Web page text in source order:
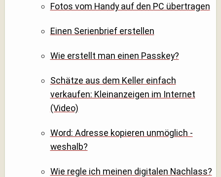
Fotos vom Handy auf den PC übertragen
Einen Serienbrief erstellen
Wie erstellt man einen Passkey?
Schätze aus dem Keller einfach
verkaufen: Kleinanzeigen im Internet
(Video)
Word: Adresse kopieren unmöglich -
weshalb?
Wie regle ich meinen digitalen Nachlass?